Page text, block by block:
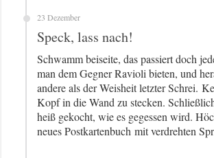
23 Dezember
Speck, lass nach!
Schwamm beiseite, das passiert doch
man dem Gegner Ravioli bieten, und
andere als der Weisheit letzter Schrei.
Kopf in die Wand zu stecken.
heiß gekocht, wie es gegessen wird.
neues Postkartenbuch mit verdrehten